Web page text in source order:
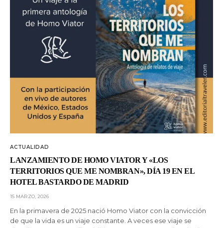
ACTUALIDAD
LANZAMIENTO DE HOMO VIATOR Y «LOS
TERRITORIOS QUE ME NOMBRAN», DÍA 19 EN EL
HOTEL BASTARDO DE MADRID
15 MARZO, 2026
En la primavera de 2025 nació Homo Viator con la convicción
de que la vida es un viaje constante. A veces ese viaje se